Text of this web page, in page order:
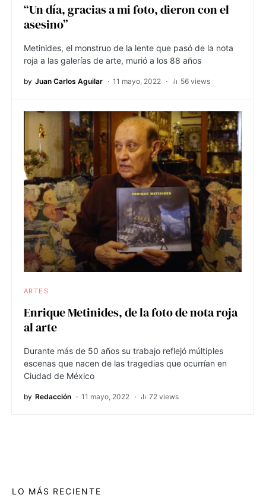
“Un día, gracias a mi foto, dieron con el
asesino”
Metinides, el monstruo de la lente que pasó de la nota
roja a las galerías de arte, murió a los 88 años
by Juan Carlos Aguilar 11 mayo, 2022 56 views
ARTES
Enrique Metinides, de la foto de nota roja
al arte
Durante más de 50 años su trabajo reflejó múltiples
escenas que nacen de las tragedias que ocurrían en
Ciudad de México
by Redacción 11 mayo, 2022 72 views
LO MÁS RECIENTE